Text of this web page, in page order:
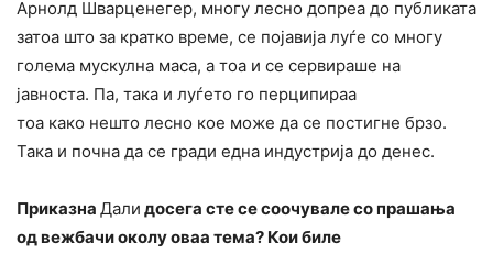
Арнолд Шварценегер, многу лесно допреа до публиката
затоа што за кратко време, се појавија луѓе со многу
голема мускулна маса, а тоа и се сервираше на
јавноста. Па, така и луѓето го перципираа
тоа како нешто лесно кое може да се постигне брзо.
Така и почна да се гради една индустрија до денес.
Приказна Дали досега сте се соочувале со прашања
од вежбачи околу оваа тема? Кои биле